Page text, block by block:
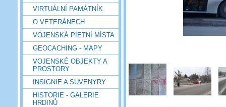
VIRTUÁLNÍ PAMÁTNÍK
O VETERÁNECH
VOJENSKÁ PIETNÍ MÍSTA
GEOCACHING - MAPY
VOJENSKÉ OBJEKTY A
PROSTORY
INSIGNIE A SUVENYRY
HISTORIE - GALERIE
HRDINŮ